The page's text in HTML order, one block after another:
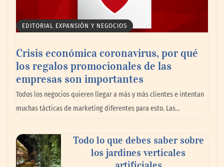
La omnicanalidad redefine la forma de
planear viajes en México
EDITORIAL EXPANSIÓN Y NEGOCIOS
Crisis económica coronavirus, por qué
los regalos promocionales de las
empresas son importantes
Todos los negocios quieren llegar a más y más clientes e intentan
muchas tácticas de marketing diferentes para esto. Las…
Todo lo que debes saber sobre
los jardines verticales